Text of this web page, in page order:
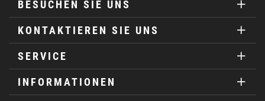
BESUCHEN SIE UNS
KONTAKTIEREN SIE UNS
SERVICE
INFORMATIONEN